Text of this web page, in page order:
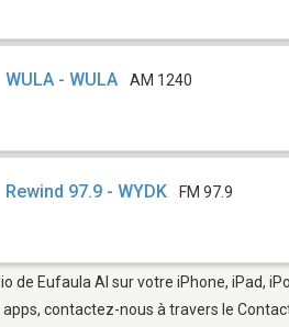
WULA - WULA AM 1240
Rewind 97.9 - WYDK FM 97.9
de Eufaula Al sur votre iPhone, iPad,
contactez-nous à travers le